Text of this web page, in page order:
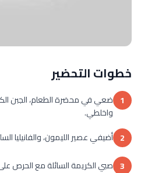
خطوات التحضير
1 ضعي في محضرة الطعام، الجبن
واخلطي.
2 أضيفي عصير الليمون، والفانيليا
3 صبي الكريمة السائلة مع الحرص على